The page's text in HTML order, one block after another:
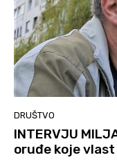
DRUŠTVO
INTERVJU
oruđe koje